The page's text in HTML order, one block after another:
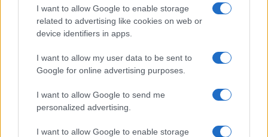
I want to allow Google to enable storage
related to advertising like cookies on web or
device identifiers in apps.
I want to allow my user data to be sent to
Google for online advertising purposes.
I want to allow Google to send me
personalized advertising.
I want to allow Google to enable storage
összecsapás. Azok, akik hitük
vagy fajtájuk miatt annyira
gyűlölnek másokat, hogy készek
megölni is őket, nem normális
emberek. A rasszizmuson alapuló
– bármilyen típusú – erőszak
igazolása nem normális.